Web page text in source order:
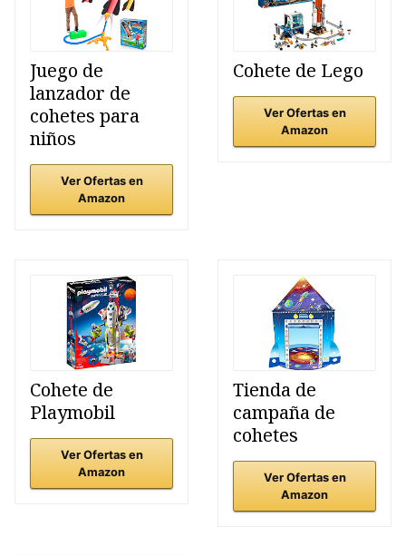
Juego de
lanzador de
cohetes para
niños
Ver Ofertas en
Amazon
Cohete de Lego
Ver Ofertas en
Amazon
Cohete de
Playmobil
Ver Ofertas en
Amazon
Tienda de
campaña de
cohetes
Ver Ofertas en
Amazon